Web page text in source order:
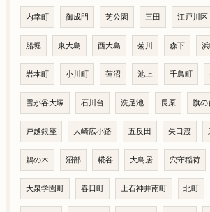
内幸町 御成門 芝公園 三田 江戸川区
船堀 東大島 西大島 菊川 森下 浜
岩本町 小川町 蓮沼 池上 千鳥町
雪が谷大塚 石川台 洗足池 長原 旗の
戸越銀座 大崎広小路 五反田 矢口渡
鵜の木 沼部 糀谷 大鳥居 穴守稲荷
大泉学園町 春日町 上石神井南町 北町